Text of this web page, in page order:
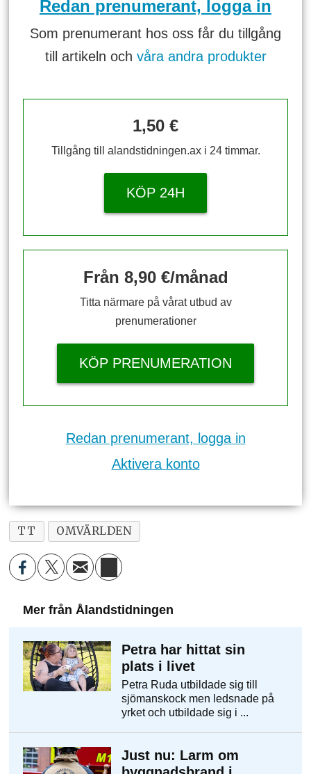
Redan prenumerant, logga in
Som prenumerant hos oss får du tillgång
till artikeln och våra andra produkter
1,50 €
Tillgång till alandstidningen.ax i 24 timmar.
KÖP 24H
Från 8,90 €/månad
Titta närmare på vårat utbud av
prenumerationer
KÖP PRENUMERATION
Redan prenumerant, logga in
Aktivera konto
TT OMVÄRLDEN